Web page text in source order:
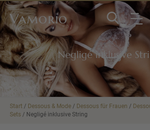
Vamorio
Negligé inklusive
Start / Dessous & Mode / Dessous für Frauen /
Sets / Negligé inklusive String